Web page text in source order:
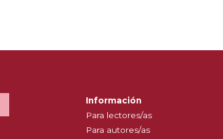
Información
Para lectores/as
Para autores/as